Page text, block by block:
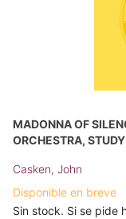
MADONNA OF
ORCHESTRA,
Casken, John
Disponible en breve
Sin stock. Si se pide